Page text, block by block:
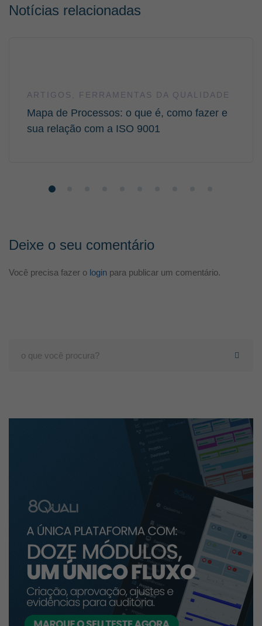
Notícias relacionadas
ARTIGOS FERRAMENTAS DA QUALIDADE
Mapa de Processos: o que é, como fazer e
sua relação com a ISO 9001
Deixe o seu comentário
Você precisa fazer o login para publicar um comentário.